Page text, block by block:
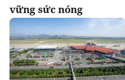
vững sức nóng